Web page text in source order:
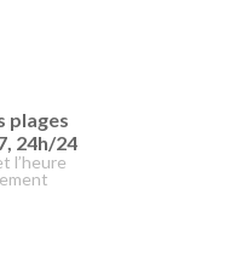
plages
24h/24
l’heure